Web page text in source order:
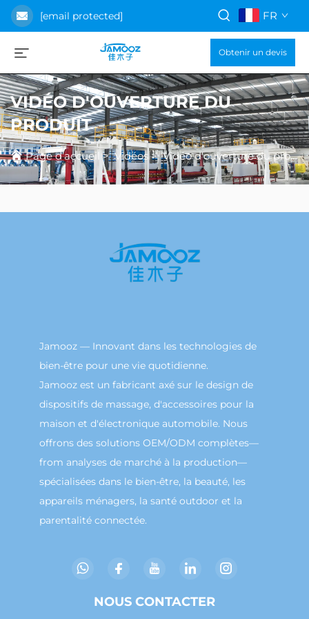
[email protected] FR
Obtenir un devis
VIDÉO D'OUVERTURE DU
PRODUIT
Page d’accueil >Vidéos>Vidéo d'ouverture du produit
Jamooz — Innovant dans les technologies de
bien-être pour une vie quotidienne.
Jamooz est un fabricant axé sur le design de
dispositifs de massage, d'accessoires pour la
maison et d'électronique automobile. Nous
offrons des solutions OEM/ODM complètes—
from analyses de marché à la production—
spécialisées dans le bien-être, la beauté, les
appareils ménagers, la santé outdoor et la
parentalité connectée.
NOUS CONTACTER